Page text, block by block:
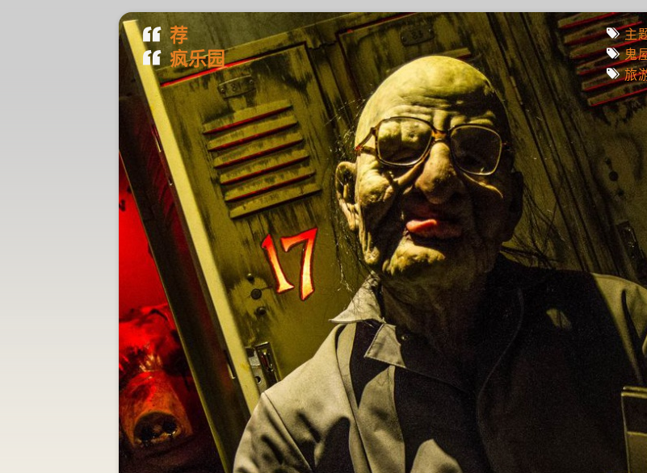
荐
疯乐园
主
鬼
旅
疯人荐
日本钓鱼船屋 钓不到鱼
就别吃饭
2015年05月13日
疯人荐
我去了一家“成人虐
题”鬼屋……
2015年01月24日